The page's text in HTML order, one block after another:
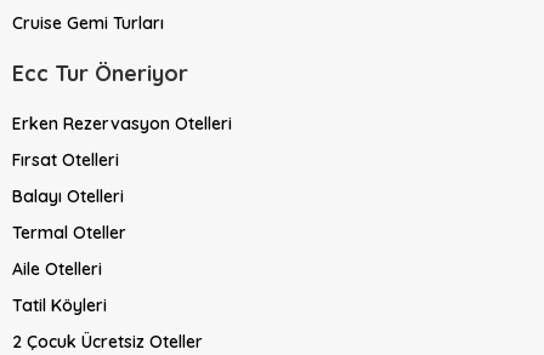
Cruise Gemi Turları
Ecc Tur Öneriyor
Erken Rezervasyon Otelleri
Fırsat Otelleri
Balayı Otelleri
Termal Oteller
Aile Otelleri
Tatil Köyleri
2 Çocuk Ücretsiz Oteller